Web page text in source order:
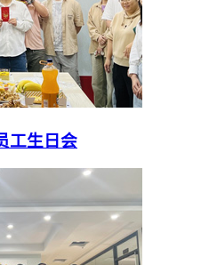
工生日会